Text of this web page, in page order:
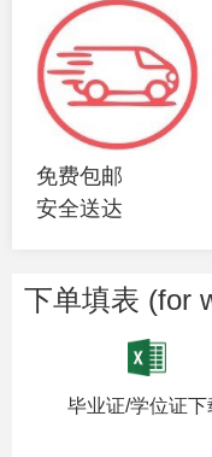
免费包邮
安全送达
下单填表 (for
毕业证/学位证下